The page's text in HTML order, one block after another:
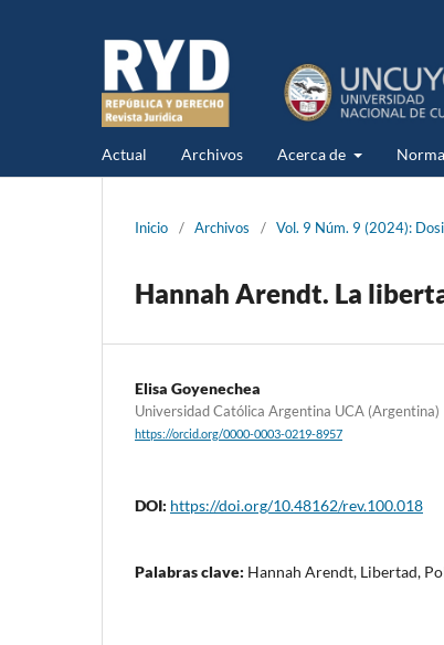
Actual Archivos Acerca de
Inicio / Archivos / Vol. 9 Núm. 9 (2024):
Hannah Arendt. La
Elisa Goyenechea
Universidad Católica Argentina UCA (Argentina)
https://orcid.org/0000-0003-0219-8957
DOI: https://doi.org/10.48162/rev.100.018
Palabras clave: Hannah Arendt, Libertad,